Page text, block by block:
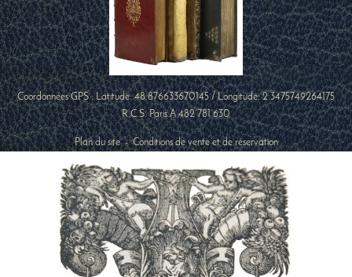
Coordonnées GPS : Latitude:48.876633670145/ Longitude:2.3475749264175
R.C.S. Paris A 482 781 630
Plan du site-Conditions de vente et de réservation